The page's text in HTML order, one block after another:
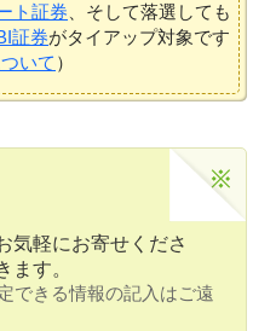
ト証券、そして落選しても
証券がタイアップ対象です
いて ）
気軽にお寄せくださ
ます。
できる情報の記入はご遠